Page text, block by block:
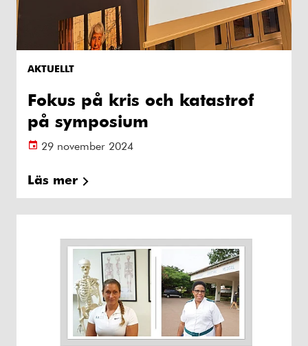
AKTUELLT
Fokus på kris och katastrof
på symposium
29 november 2024
Läs mer